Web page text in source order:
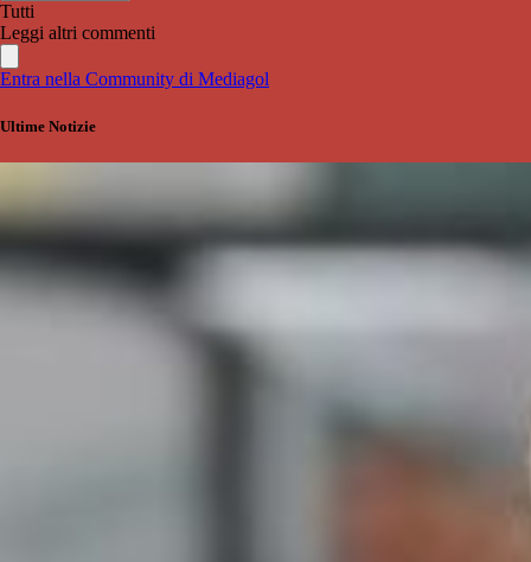
Tutti
Leggi altri commenti
Entra nella Community di Mediagol
Ultime Notizie